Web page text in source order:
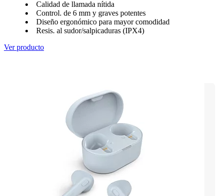
Calidad de llamada nítida
Control. de 6 mm y graves potentes
Diseño ergonómico para mayor comodidad
Resis. al sudor/salpicaduras (IPX4)
Ver producto